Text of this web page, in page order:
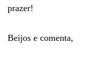
prazer!
Beijos e comenta,